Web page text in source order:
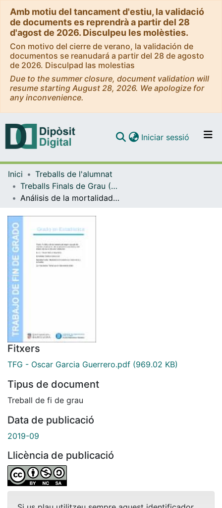
Amb motiu del tancament d'estiu, la validació
de documents es reprendrà a partir del 28
d'agost de 2026. Disculpeu les molèsties.
Con motivo del cierre de verano, la validación de
documentos se reanudará a partir del 28 de agosto
de 2026. Disculpad las molestias
Due to the summer closure, document validation will
resume starting August 28, 2026. We apologize for
any inconvenience.
Navega per tot el DD
Com publicar
Iniciar sessió (current)
Inici
Treballs de l'alumnat
Treballs Finals de Grau (TFG) - Estadística UB-UPC
Análisis de la mortalidad según causas de muerte y evaluación de la asistencia sanitaria y del estado de salud de una población
Fitxers
TFG - Oscar Garcia Guerrero.pdf (969.02 KB)
Tipus de document
Treball de fi de grau
Data de publicació
2019-09
Llicència de publicació